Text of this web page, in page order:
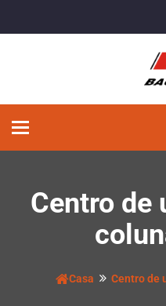
Alternar
Centro de
Casa Centro de